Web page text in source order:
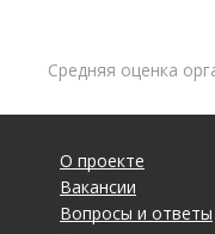
9
Комментарий
Персонал
Средняя оценка
О проекте
Вакансии
Вопросы и ответы